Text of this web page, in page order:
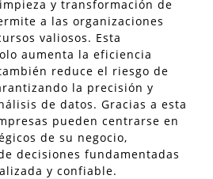
y transformación de
a las organizaciones
valiosos. Esta
aumenta la eficiencia
reduce el riesgo de
la precisión y
de datos. Gracias a esta
pueden centrarse en
de su negocio,
decisiones fundamentadas
y confiable.